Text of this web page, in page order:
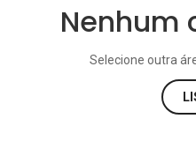
Nenhum
Selecione outra